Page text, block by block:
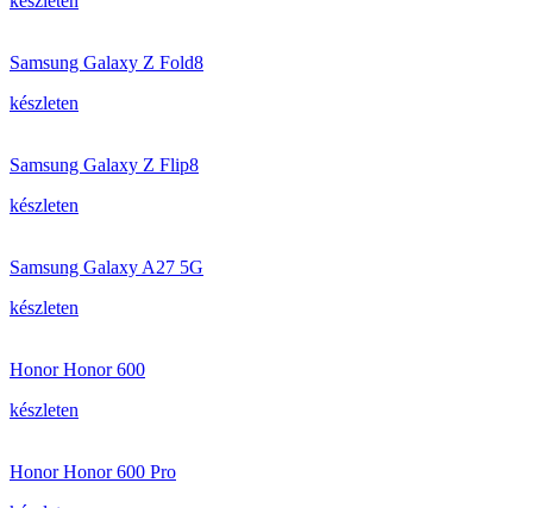
Samsung Galaxy Z Fold8
készleten
Samsung Galaxy Z Flip8
készleten
Samsung Galaxy A27 5G
készleten
Honor Honor 600
készleten
Honor Honor 600 Pro